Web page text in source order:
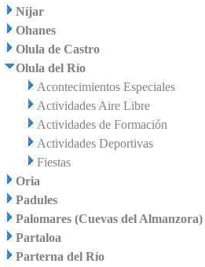
Níjar
Ohanes
Olula de Castro
Olula del Río
Acontecimientos Especiales
Actividades Aire Libre
Actividades de Formación
Actividades Deportivas
Fiestas
Oria
Padules
Palomares (Cuevas del Almanzora)
Partaloa
Parterna del Río